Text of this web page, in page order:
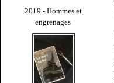
2019 - Hommes et
engrenages